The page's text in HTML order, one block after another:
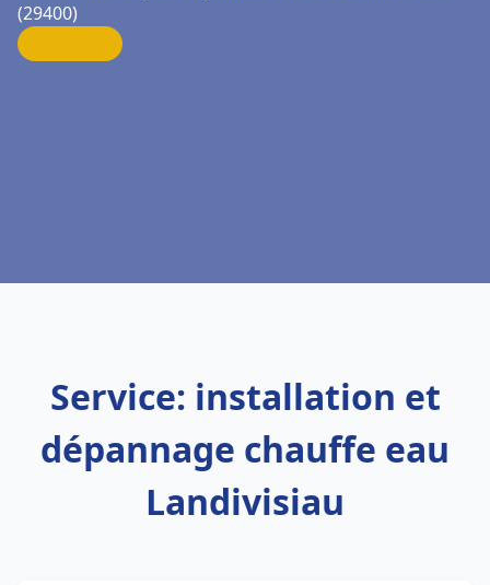
(29400)
Service: installation et
dépannage chauffe eau
Landivisiau